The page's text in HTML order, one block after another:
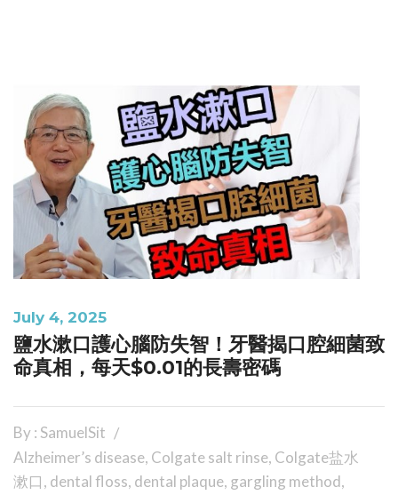
July 4, 2025
鹽水漱口護心腦防失智！牙醫揭口腔細菌致
命真相，每天$0.01的長壽密碼
By : SamuelSit
Alzheimer’s disease, Colgate salt rinse, Colgate盐水
漱口, dental floss, dental plaque, gargling method,